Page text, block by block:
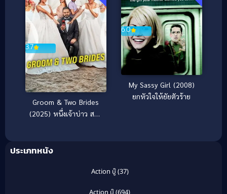
3.7
Groom & Two Brides
(2025) หนึ่งเจ้าบ่าว สอง
6.0
My Sassy Girl (2008)
ยกหัวใจให้ยัยตัวร้าย
ประเภทหนัง
Action บู๊(37)